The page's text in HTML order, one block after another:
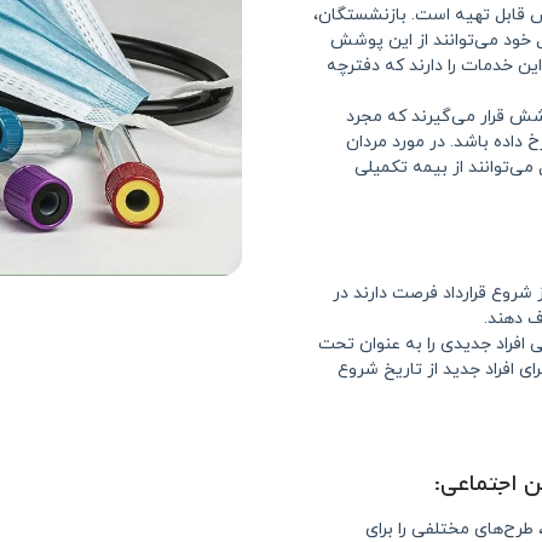
قابل تهیه است. بازنشستگان،
خود می‌توانند از این پوشش
خدمات را دارند که دفترچه
قرار می‌گیرند که مجرد
باشد. در مورد مردان
از بیمه تکمیلی
شروع قرارداد فرصت دارند در
دهند.
جدیدی را به عنوان تحت
افراد جدید از تاریخ شروع
اجتماعی:
طرح‌های مختلفی را برای